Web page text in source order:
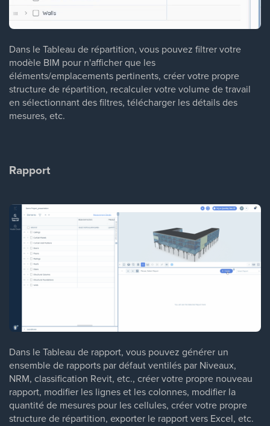
Dans le Tableau de répartition, vous pouvez filtrer votre
modèle BIM pour n'afficher que les
éléments/emplacements pertinents, créer votre propre
structure de répartition, recalculer votre volume de travail
en sélectionnant des filtres, télécharger les détails des
mesures, etc.
Rapport
Dans le Tableau de rapport, vous pouvez générer un
ensemble de rapports par défaut ventilés par Niveaux,
NRM, classification Revit, etc., créer votre propre nouveau
rapport, modifier les lignes et les colonnes, modifier la
quantité de mesures pour les cellules, créer votre propre
structure de répartition, exporter le rapport vers Excel, etc.